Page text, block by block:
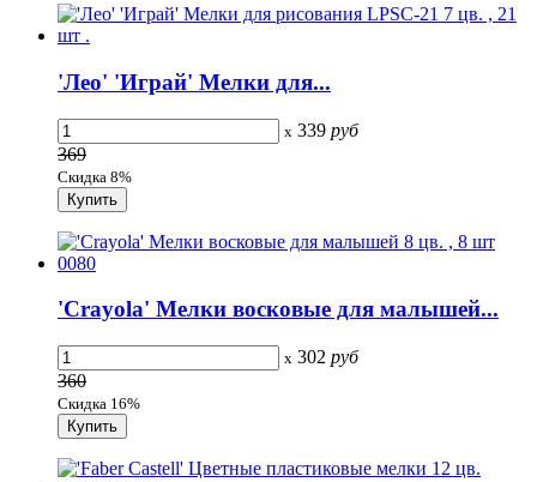
'Лео' 'Играй' Мелки для...
x 339 руб
369
Скидка 8%
'Crayola' Мелки восковые для малышей...
x 302 руб
360
Скидка 16%